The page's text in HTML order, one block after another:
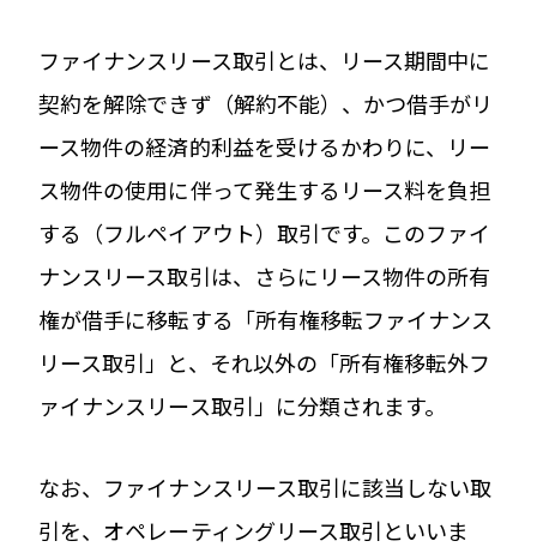
ファイナンスリース取引とは、リース期間中に
契約を解除できず（解約不能）、かつ借手がリ
ース物件の経済的利益を受けるかわりに、リー
ス物件の使用に伴って発生するリース料を負担
する（フルペイアウト）取引です。このファイ
ナンスリース取引は、さらにリース物件の所有
権が借手に移転する「所有権移転ファイナンス
リース取引」と、それ以外の「所有権移転外フ
ァイナンスリース取引」に分類されます。
なお、ファイナンスリース取引に該当しない取
引を、オペレーティングリース取引といいま